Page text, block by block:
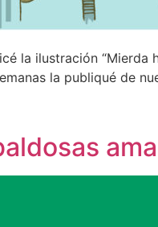
la ilustración
la publiqué de